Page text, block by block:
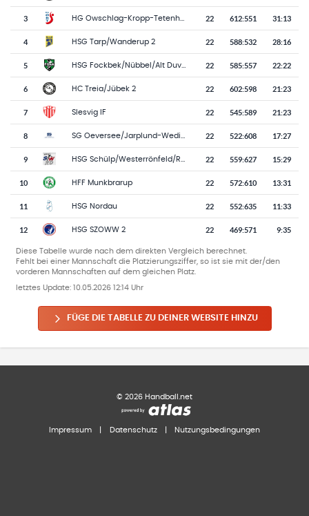
3 22 612:551 31:13
4 HSG Tarp/Wanderup 2 22 588:532 28:16
5 22 585:557 22:22
6 HC Treia/Jübek 2 22 602:598 21:23
7 Slesvig IF 22 545:589 21:23
8 22 522:608 17:27
9 22 559:627 15:29
10 HFF Munkbrarup 22 572:610 13:31
11 HSG Nordau 22 552:635 11:33
12 HSG SZOWW 2 22 469:571 9:35
Diese Tabelle wurde nach dem direkten Vergleich berechnet.
Fehlt bei einer Mannschaft die Platzierungsziffer, so ist sie mit der/den
vorderen Mannschaften auf dem gleichen Platz.
letztes Update: 10.05.2026 12:14 Uhr
FÜGE DIE TABELLE ZU DEINER WEBSITE HINZU
© 2026 Handball.net
Impressum Datenschutz Nutzungsbedingungen